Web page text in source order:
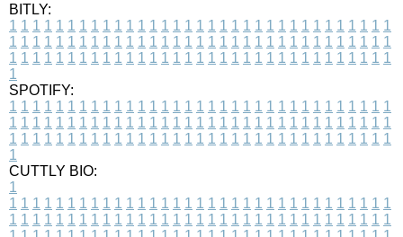
BITLY:
1 1 1 1 1 1 1 1 1 1 1 1 1 1 1 1 1 1 1 1 1 1 1 1 1 1 1 1 1 1 1 1 1
1 1 1 1 1 1 1 1 1 1 1 1 1 1 1 1 1 1 1 1 1 1 1 1 1 1 1 1 1 1 1 1 1
1 1 1 1 1 1 1 1 1 1 1 1 1 1 1 1 1 1 1 1 1 1 1 1 1 1 1 1 1 1 1 1 1
1
SPOTIFY:
1 1 1 1 1 1 1 1 1 1 1 1 1 1 1 1 1 1 1 1 1 1 1 1 1 1 1 1 1 1 1 1 1
1 1 1 1 1 1 1 1 1 1 1 1 1 1 1 1 1 1 1 1 1 1 1 1 1 1 1 1 1 1 1 1 1
1 1 1 1 1 1 1 1 1 1 1 1 1 1 1 1 1 1 1 1 1 1 1 1 1 1 1 1 1 1 1 1 1
1
CUTTLY BIO:
1
1 1 1 1 1 1 1 1 1 1 1 1 1 1 1 1 1 1 1 1 1 1 1 1 1 1 1 1 1 1 1 1 1
1 1 1 1 1 1 1 1 1 1 1 1 1 1 1 1 1 1 1 1 1 1 1 1 1 1 1 1 1 1 1 1 1